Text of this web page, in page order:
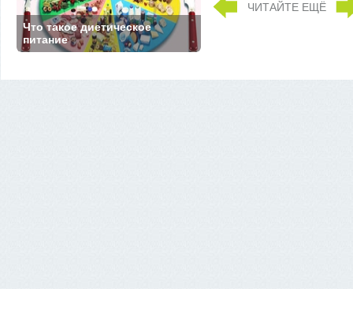
Что такое диетическое
питание
ЧИТАЙТЕ ЕЩЁ